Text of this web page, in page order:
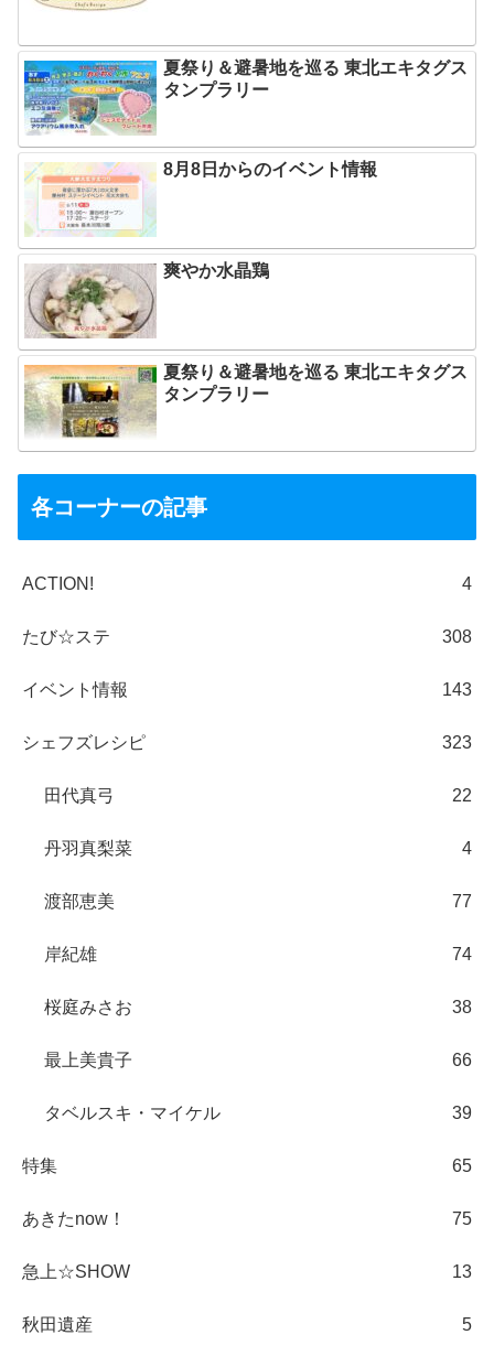
夏祭り＆避暑地を巡る 東北エキタグス
タンプラリー
8月8日からのイベント情報
爽やか水晶鶏
夏祭り＆避暑地を巡る 東北エキタグス
タンプラリー
各コーナーの記事
ACTION! 4
たび☆ステ 308
イベント情報 143
シェフズレシピ 323
田代真弓 22
丹羽真梨菜 4
渡部恵美 77
岸紀雄 74
桜庭みさお 38
最上美貴子 66
タベルスキ・マイケル 39
特集 65
あきたnow！ 75
急上☆SHOW 13
秋田遺産 5